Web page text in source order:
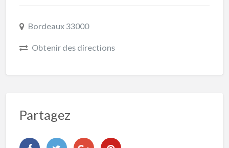
Bordeaux 33000
Obtenir des directions
Partagez